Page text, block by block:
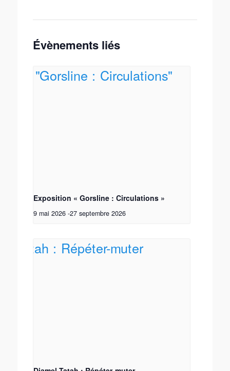
Évènements liés
Exposition « Gorsline : Circulations »
9 mai 2026 -27 septembre 2026